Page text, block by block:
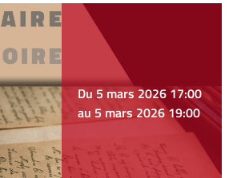
Du 5 mars 2026 17:00
au 5 mars 2026 19:00